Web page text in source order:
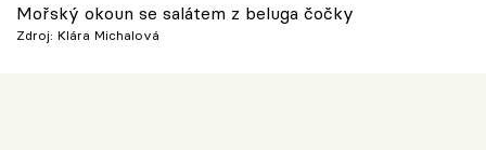
Mořský okoun se salátem z beluga čočky
Zdroj: Klára Michalová